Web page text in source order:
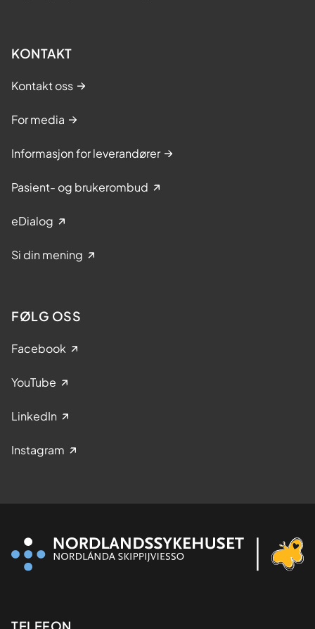
KONTAKT
Kontakt oss
For media
Informasjon for leverandører
Pasient- og brukerombud
eDialog
Si din mening
FØLG OSS
Facebook
YouTube
LinkedIn
Instagram